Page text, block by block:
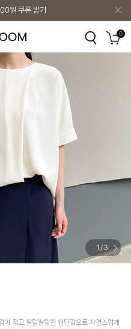
원 쿠폰 받기
0
/ 3
적고 찰랑찰랑한 원단감으로 자연스럽게